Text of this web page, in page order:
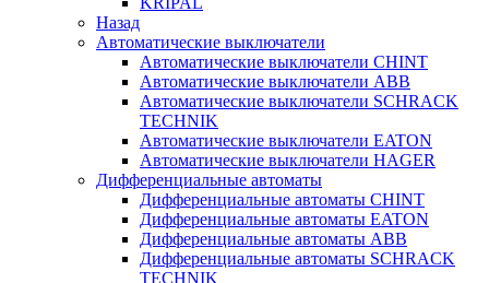
Назад
Автоматические выключатели
Автоматические выключатели CHINT
Автоматические выключатели ABB
Автоматические выключатели SCHRACK
TECHNIK
Автоматические выключатели EATON
Автоматические выключатели HAGER
Дифференциальные автоматы
Дифференциальные автоматы CHINT
Дифференциальные автоматы EATON
Дифференциальные автоматы ABB
Дифференциальные автоматы SCHRACK
TECHNIK